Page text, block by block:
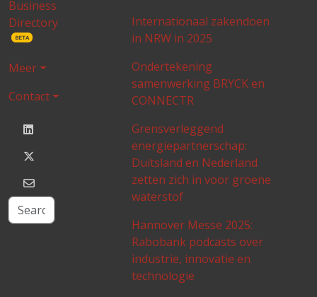
Business
Directory
BETA
Meer
Contact
Internationaal zakendoen
in NRW in 2025
Ondertekening
samenwerking BRYCK en
CONNECTR
Grensverleggend
energiepartnerschap:
Duitsland en Nederland
zetten zich in voor groene
waterstof
Hannover Messe 2025:
Rabobank podcasts over
industrie, innovatie en
technologie